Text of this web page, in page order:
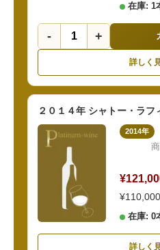
在庫: 1
- +
詳しく
２０１４年 シャトー・ラフ
2014年
¥110,000
在庫: 0
詳しく